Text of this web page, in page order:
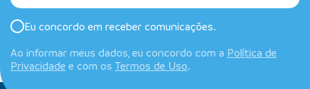
Eu concordo em receber comunicações.
Ao informar meus dados, eu concordo com a Política de
Privacidade e com os Termos de Uso.